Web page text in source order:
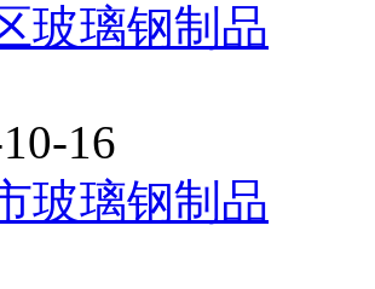
玻璃钢制品
16
玻璃钢制品